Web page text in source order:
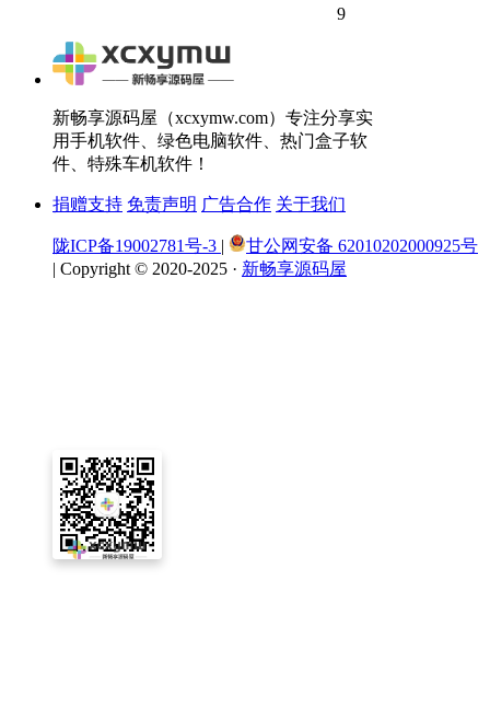
9
新畅享源码屋（xcxymw.com）专注分享实
用手机软件、绿色电脑软件、热门盒子软
件、特殊车机软件！
捐赠支持 免责声明 广告合作 关于我们
陇ICP备19002781号-3 |
甘公网安备 62010202000925号
| Copyright © 2020-2025 · 新畅享源码屋